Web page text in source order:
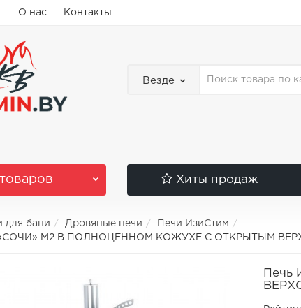
О нас Контакты
Везде
товаров Хиты продаж
для бани Дровяные печи
Печи ИзиСтим
«СОЧИ» М2 В ПОЛНОЦЕННОМ КОЖУХЕ С ОТКРЫТЫМ